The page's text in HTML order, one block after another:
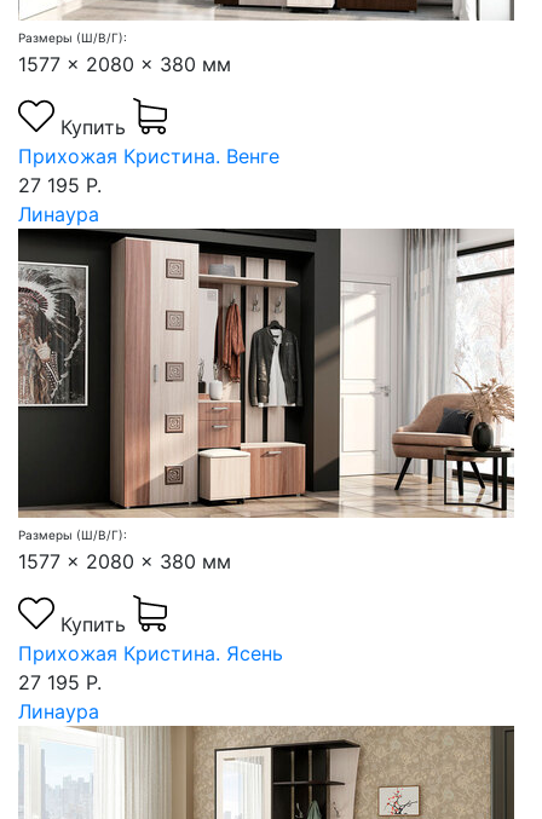
Размеры (Ш/В/Г):
1577 x 2080 x 380 мм
Купить
Прихожая Кристина. Венге
27 195 Р.
Линаура
Размеры (Ш/В/Г):
1577 x 2080 x 380 мм
Купить
Прихожая Кристина. Ясень
27 195 Р.
Линаура